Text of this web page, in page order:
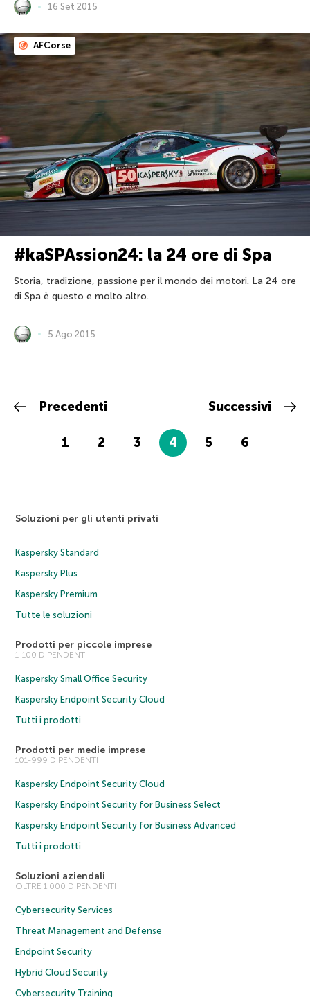
16 Set 2015
AFCorse
#kaSPAssion24: la 24 ore di Spa
Storia, tradizione, passione per il mondo dei motori. La 24 ore
di Spa è questo e molto altro.
5 Ago 2015
Precedenti
1 2 3 4 5 6
Successivi
Soluzioni per gli utenti privati
Kaspersky Standard
Kaspersky Plus
Kaspersky Premium
Tutte le soluzioni
Prodotti per piccole imprese
1-100 DIPENDENTI
Kaspersky Small Office Security
Kaspersky Endpoint Security Cloud
Tutti i prodotti
Prodotti per medie imprese
101-999 DIPENDENTI
Kaspersky Endpoint Security Cloud
Kaspersky Endpoint Security for Business Select
Kaspersky Endpoint Security for Business Advanced
Tutti i prodotti
Soluzioni aziendali
OLTRE 1.000 DIPENDENTI
Cybersecurity Services
Threat Management and Defense
Endpoint Security
Hybrid Cloud Security
Cybersecurity Training